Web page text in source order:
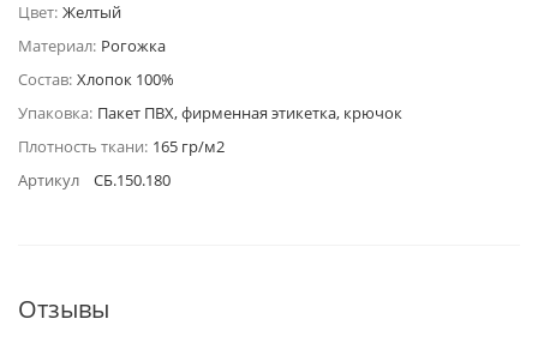
Цвет: Желтый
Материал: Рогожка
Состав: Хлопок 100%
Упаковка: Пакет ПВХ, фирменная этикетка, крючок
Плотность ткани: 165 гр/м2
Артикул
СБ.150.180
Отзывы